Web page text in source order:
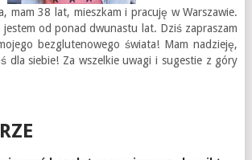
mam 38 lat, mieszkam i pracuję w Warszawie.
jestem od ponad dwunastu lat. Dziś zapraszam
bezglutenowego świata! Mam nadzieję,
dla siebie! Za wszelkie uwagi i sugestie z góry